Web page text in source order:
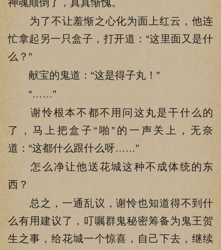
为了不让羞惭之心化为面上红云，他连
忙拿起另一只盒子，打开道：“这里面又是什
么？”
献宝的鬼道：“这是得子丸！”
“……”
谢怜根本不都不用问这丸是干什么的
了，马上把盒子“啪”的一声关上，无奈
道：“这都什么跟什么呀……”
怎么净让他送花城这种不成体统的东
西？
总之，一通乱议，谢怜也知道得不到什
么有用建议了，叮嘱群鬼秘密筹备为鬼王贺
生之事，给花城一个惊喜，自己下去，继续